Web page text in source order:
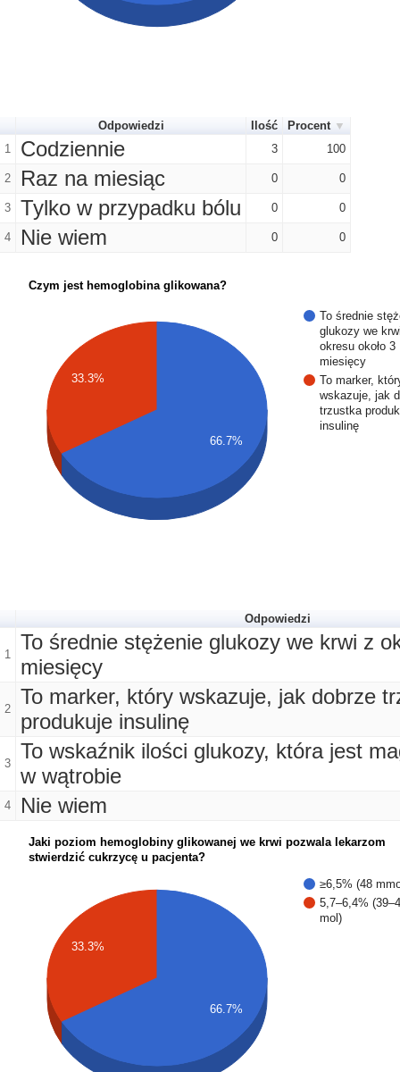
Odpowiedzi Ilość
Procent
1
Codziennie 3 100
2 Raz na miesiąc 0 0
3 Tylko w przypadku bólu 0 0
4 Nie wiem 0 0
Czym jest hemoglobina glikowana?
To średnie
glukozy we
okresu około 3
miesięcy
To marker,
wskazuje, jak
trzustka
insulinę
33.3%
66.7%
Odpowiedzi
1
To średnie stężenie glukozy we krwi z
miesięcy
2
To marker, który wskazuje, jak dobrze
produkuje insulinę
3
To wskaźnik ilości glukozy, która jest
w wątrobie
4 Nie wiem
Jaki poziom hemoglobiny glikowanej we krwi pozwala lekarzom
stwierdzić cukrzycę u pacjenta?
≥6,5% (48
5,7–6,4%
mol)
33.3%
66.7%